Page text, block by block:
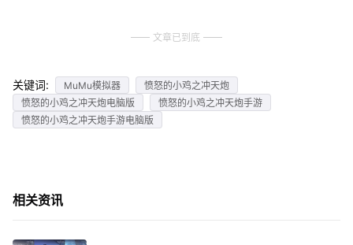
文章已到底
关键词: MuMu模拟器
愤怒的小鸡之冲天炮
愤怒的小鸡之冲天炮电脑版
愤怒的小鸡之冲天炮手游
愤怒的小鸡之冲天炮手游电脑版
相关资讯